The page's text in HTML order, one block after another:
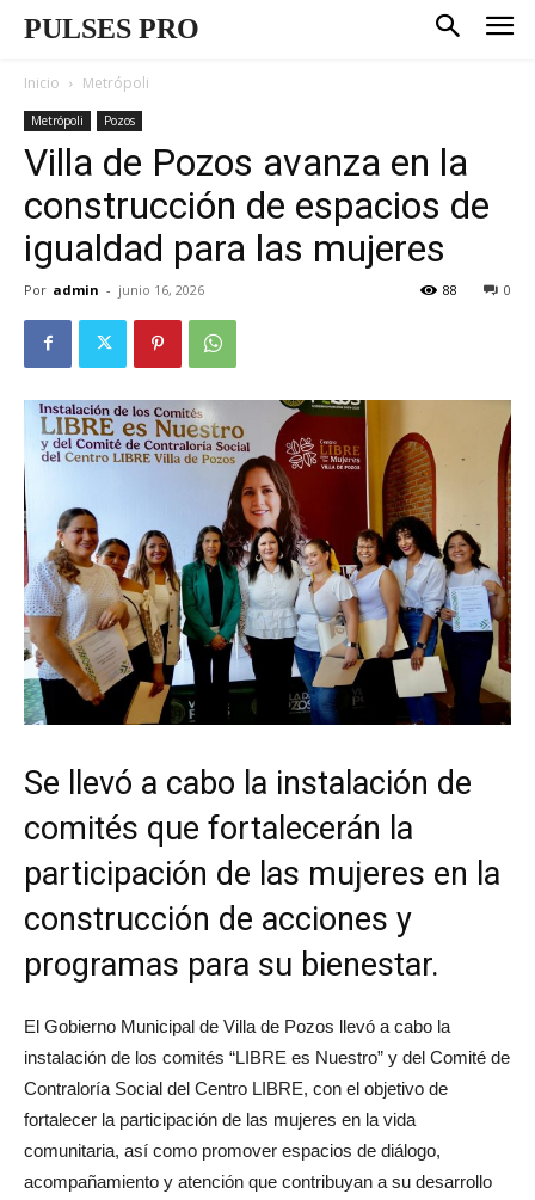
PULSES PRO
Inicio Metrópoli
Metrópoli Pozos
Villa de Pozos avanza en la
construcción de espacios de
igualdad para las mujeres
Por admin - junio 16, 2026 0
88
Se llevó a cabo la instalación de
comités que fortalecerán la
participación de las mujeres en la
construcción de acciones y
programas para su bienestar.
El Gobierno Municipal de Villa de Pozos llevó a cabo la
instalación de los comités “LIBRE es Nuestro” y del Comité de
Contraloría Social del Centro LIBRE, con el objetivo de
fortalecer la participación de las mujeres en la vida
comunitaria, así como promover espacios de diálogo,
acompañamiento y atención que contribuyan a su desarrollo